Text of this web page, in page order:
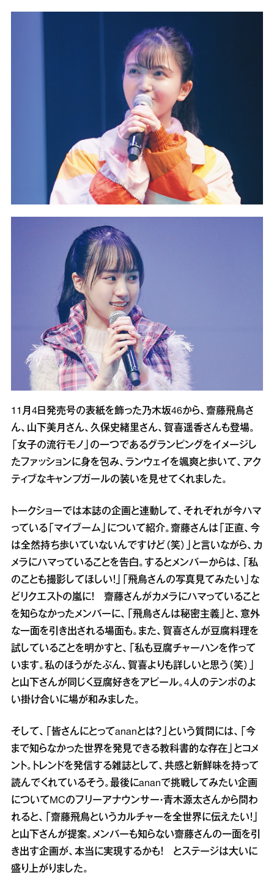
11月4日発売号の表紙を飾った乃木坂46から、齋藤飛鳥さ
ん、山下美月さん、久保史緒里さん、賀喜遥香さんも登場。
「女子の流行モノ」の一つであるグランピングをイメージし
たファッションに身を包み、ランウェイを颯爽と歩いて、アク
ティブなキャンプガールの装いを見せてくれました。
トークショーでは本誌の企画と連動して、それぞれが今ハマ
っている「マイブーム」について紹介。齋藤さんは「正直、今
は全然持ち歩いていないんですけど（笑）」と言いながら、カ
メラにハマっていることを告白。するとメンバーからは、「私
のことも撮影してほしい！」「飛鳥さんの写真見てみたい」な
どリクエストの嵐に！ 齋藤さんがカメラにハマっていること
を知らなかったメンバーに、「飛鳥さんは秘密主義」と、意外
な一面を引き出される場面も。また、賀喜さんが豆腐料理を
試していることを明かすと、「私も豆腐チャーハンを作って
います。私のほうがたぶん、賀喜よりも詳しいと思う（笑）」
と山下さんが同じく豆腐好きをアピール。4人のテンポのよ
い掛け合いに場が和みました。
そして、「皆さんにとってananとは？」という質問には、「今
まで知らなかった世界を発見できる教科書的な存在」とコメ
ント。トレンドを発信する雑誌として、共感と新鮮味を持って
読んでくれているそう。最後にananで挑戦してみたい企画
についてMCのフリーアナウンサー・青木源太さんから問わ
れると、「齋藤飛鳥というカルチャーを全世界に伝えたい！」
と山下さんが提案。メンバーも知らない齋藤さんの一面を引
き出す企画が、本当に実現するかも！ とステージは大いに
盛り上がりました。